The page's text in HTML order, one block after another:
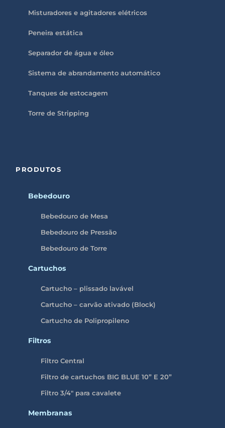
Misturadores e agitadores elétricos
Peneira estática
Separador de água e óleo
Sistema de abrandamento automático
Tanques de estocagem
Torre de Stripping
PRODUTOS
Bebedouro
Bebedouro de Mesa
Bebedouro de Pressão
Bebedouro de Torre
Cartuchos
Cartucho – plissado lavável
Cartucho – carvão ativado (Block)
Cartucho de Polipropileno
Filtros
Filtro Central
Filtro de cartuchos BIG BLUE 10” E 20”
Filtro 3/4″ para cavalete
Membranas